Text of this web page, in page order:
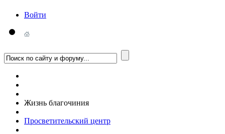
Войти
Жизнь благочиния
Просветительский центр